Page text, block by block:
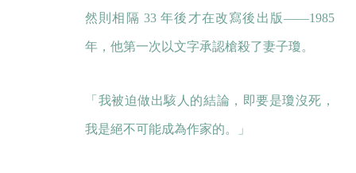
然則相隔 33 年後才在改寫後出版——1985
年，他第一次以文字承認槍殺了妻子瓊。
「我被迫做出駭人的結論，即要是瓊沒死，
我是絕不可能成為作家的。」